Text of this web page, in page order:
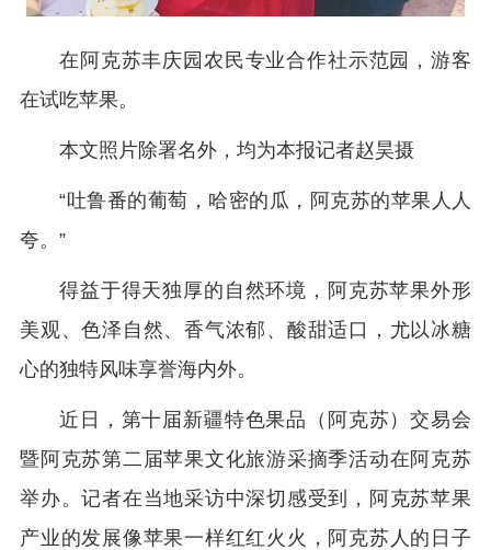
在阿克苏丰庆园农民专业合作社示范园，游客
在试吃苹果。
本文照片除署名外，均为本报记者赵昊摄
“吐鲁番的葡萄，哈密的瓜，阿克苏的苹果人人
夸。”
得益于得天独厚的自然环境，阿克苏苹果外形
美观、色泽自然、香气浓郁、酸甜适口，尤以冰糖
心的独特风味享誉海内外。
近日，第十届新疆特色果品（阿克苏）交易会
暨阿克苏第二届苹果文化旅游采摘季活动在阿克苏
举办。记者在当地采访中深切感受到，阿克苏苹果
产业的发展像苹果一样红红火火，阿克苏人的日子